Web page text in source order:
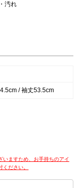
汚れ
/ 袖丈53.5cm
いますため、お手持ちのアイ
ださい。